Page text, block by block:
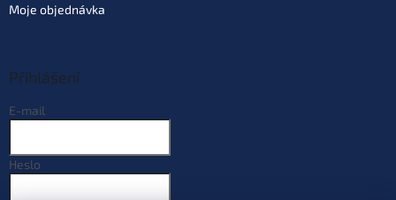
Moje objednávka
Přihlášení
E-mail
Heslo